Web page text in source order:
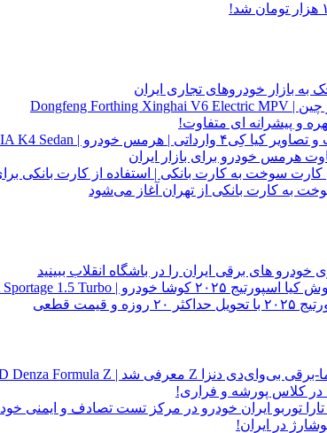
بازار خودروهای تجاری ایران
به کارت بانکی از تهران آغاز می‌شود
قیمت قطعی
در ایران!